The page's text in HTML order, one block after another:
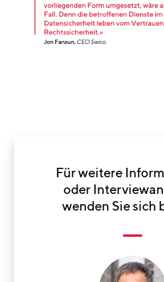
Für weitere
oder
wenden Sie sich